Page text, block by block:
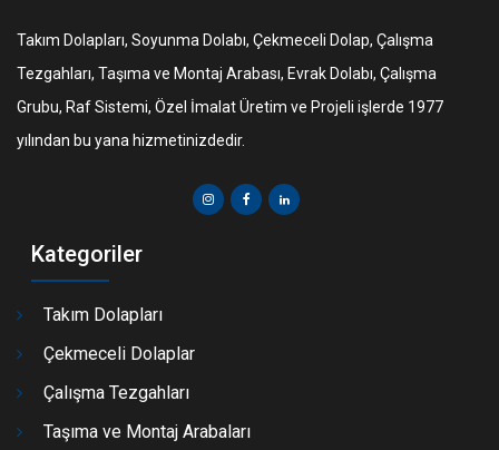
Takım Dolapları, Soyunma Dolabı, Çekmeceli Dolap, Çalışma
Tezgahları, Taşıma ve Montaj Arabası, Evrak Dolabı, Çalışma
Grubu, Raf Sistemi, Özel İmalat Üretim ve Projeli işlerde 1977
yılından bu yana hizmetinizdedir.
Kategoriler
Takım Dolapları
Çekmeceli Dolaplar
Çalışma Tezgahları
Taşıma ve Montaj Arabaları